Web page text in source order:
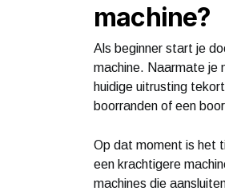
machine?
Als beginner start je
machine. Naarmate je
huidige uitrusting
boorranden of een
Op dat moment is het
een krachtigere
machines die